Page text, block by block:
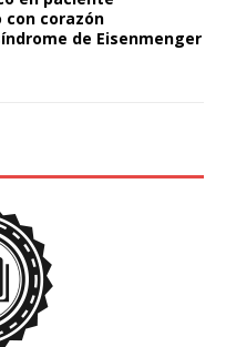
corazón
de Eisenmenger